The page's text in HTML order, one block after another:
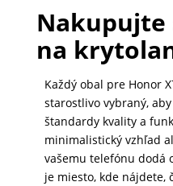
ŽIVOTNÝ
OUTDOOR
Nakupujte
na
Každý obal pre Honor
starostlivo vybraný,
štandardy kvality a
minimalistický vzhľad
vašemu telefónu dodá
je miesto, kde nájdete,